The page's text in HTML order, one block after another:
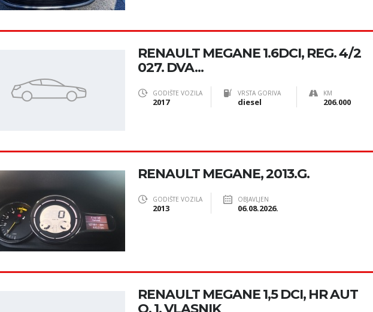
RENAULT MEGANE 1.6DCI, REG. 4/2
027. DVA...
GODIŠTE VOZILA
2017
VRSTA GORIVA
diesel
KM
206.000
RENAULT MEGANE, 2013.G.
GODIŠTE VOZILA
2013
OBJAVLJEN
06.08.2026.
RENAULT MEGANE 1,5 DCI, HR AUT
O, 1. VLASNIK